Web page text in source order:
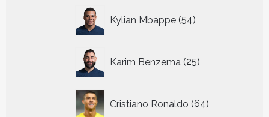
Kylian Mbappe 54
producten
Karim Benzema 25
producten
Cristiano Ronaldo 64
producten